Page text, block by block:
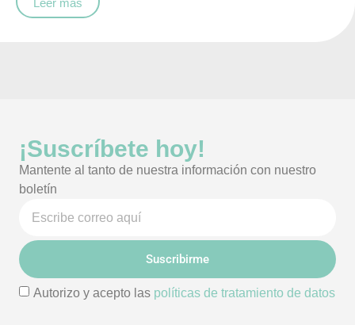
Leer más
¡Suscríbete hoy!
Mantente al tanto de nuestra información con nuestro
boletín
Autorizo y acepto las políticas de tratamiento de datos
Suscribirme